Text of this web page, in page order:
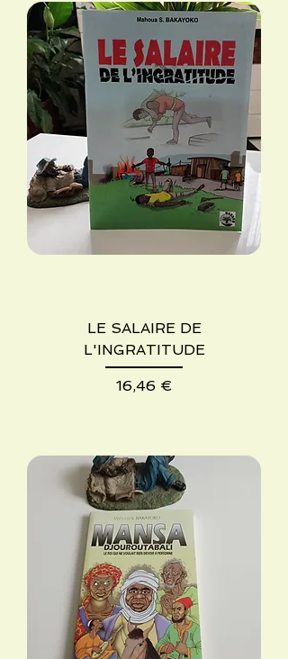
LE SALAIRE DE
L'INGRATITUDE
Precio
16,46 €